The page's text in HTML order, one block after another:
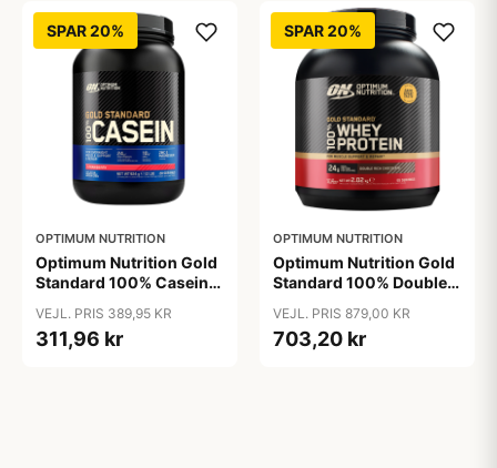
SPAR 20%
OPTIMUM NUTRITION
Optimum Nutrition Gold
Standard 100% Casein
VEJL. PRIS 389,95 KR
311,96 kr
SPAR 20%
OPTIMUM NUTRITION
Optimum Nutrition Gold
Standard 100% Double
VEJL. PRIS 879,00 KR
703,20 kr